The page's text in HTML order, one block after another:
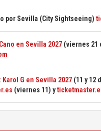
por Sevilla (City Sightseeing)
en Sevilla 2027 (viernes 21
G en Sevilla 2027 (11 y 12
(viernes 11) y